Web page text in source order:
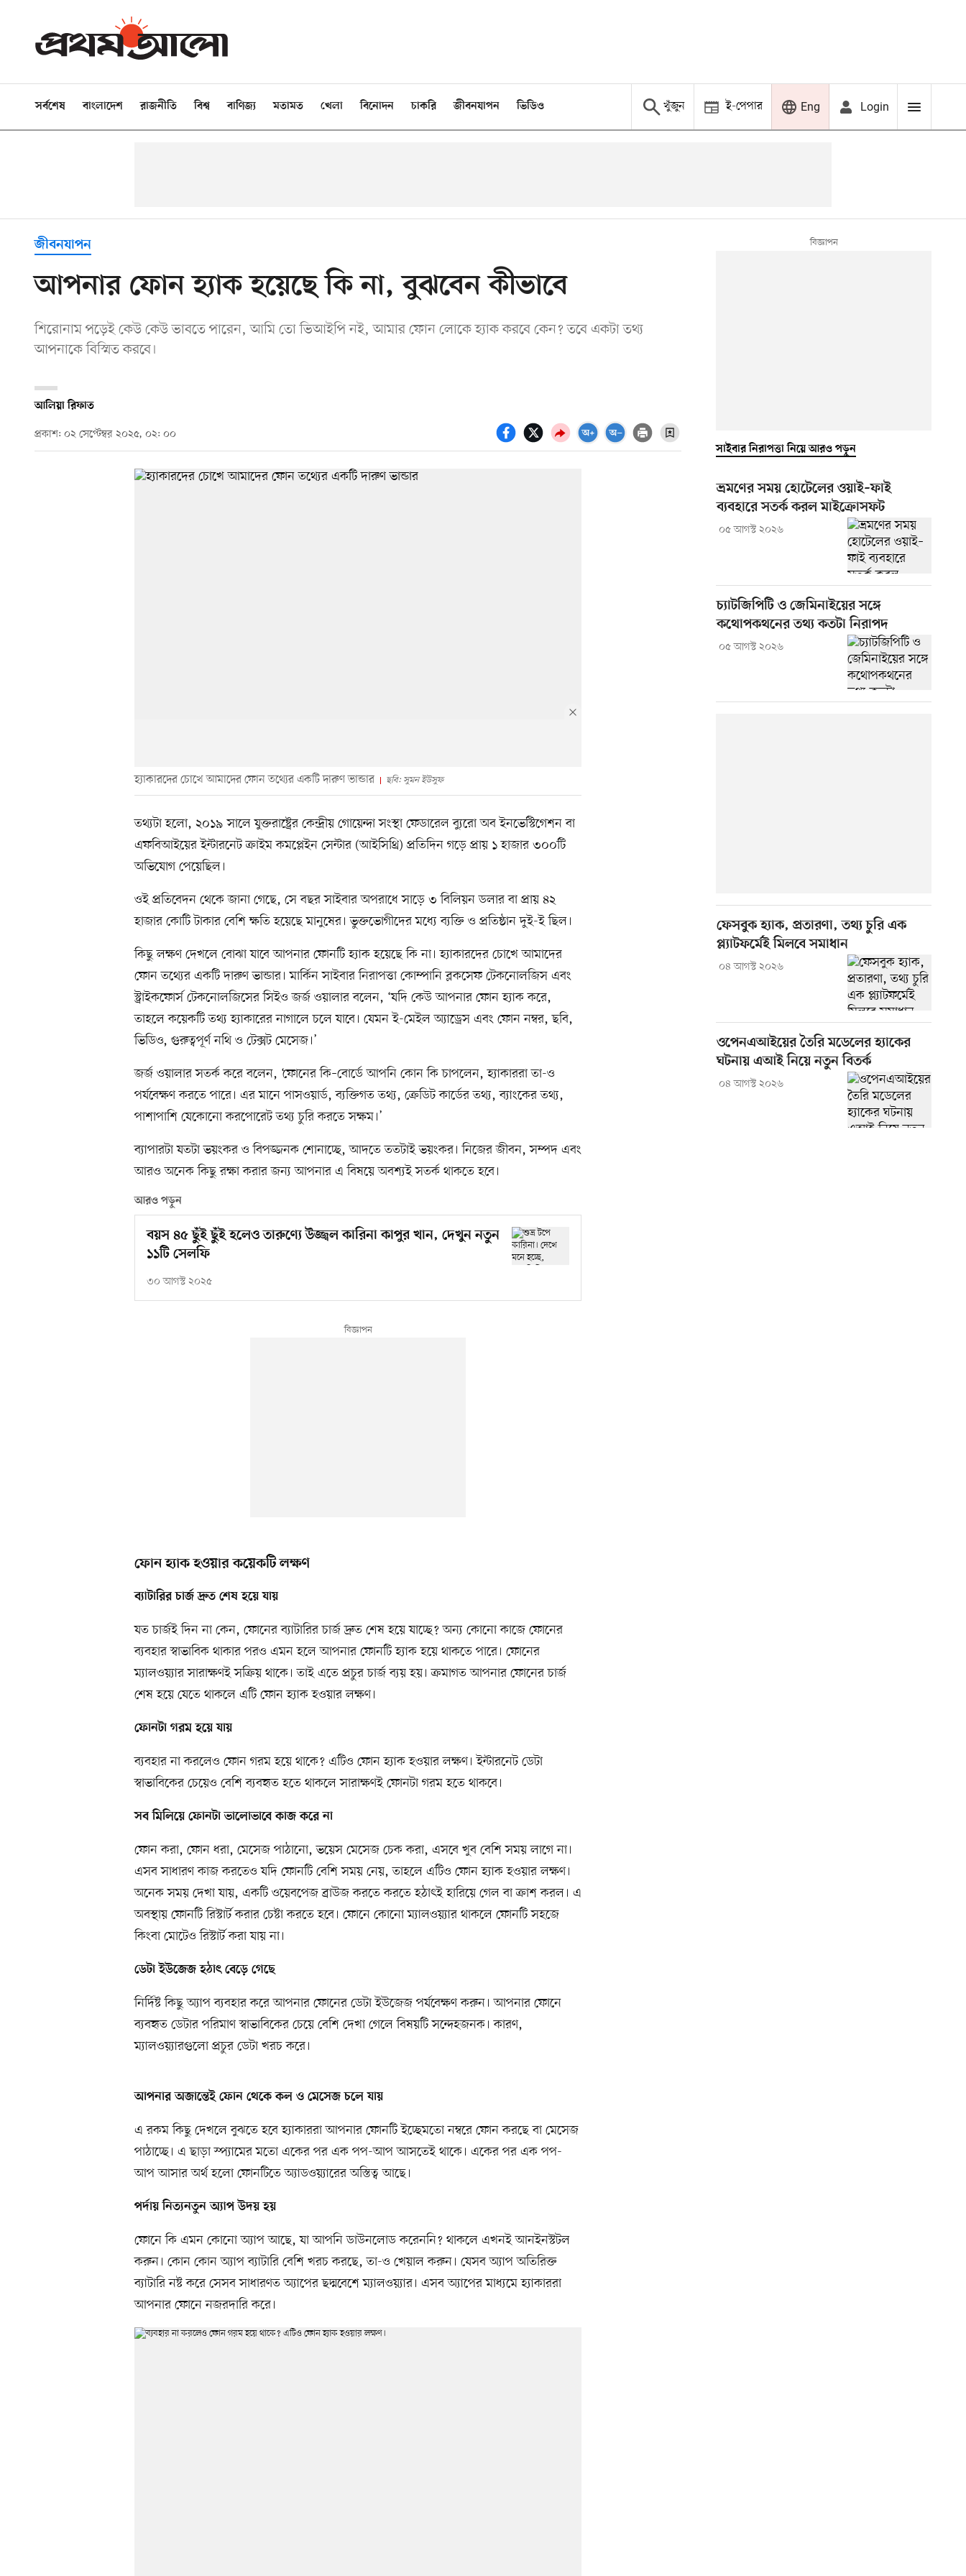
সর্বশেষ বাংলাদেশ রাজনীতি বিশ্ব বাণিজ্য মতামত খেলা বিনোদন চাকরি জীবনযাপন ভিডিও খুঁজুন ই-পেপার Eng Login
জীবনযাপন
আপনার ফোন হ্যাক হয়েছে কি না, বুঝবেন কীভাবে
শিরোনাম পড়েই কেউ কেউ ভাবতে পারেন, আমি তো ভিআইপি নই, আমার ফোন লোকে হ্যাক করবে কেন? তবে একটা তথ্য
আপনাকে বিস্মিত করবে।
আলিয়া রিফাত
প্রকাশ: ০২ সেপ্টেম্বর ২০২৫, ০২: ০০
হ্যাকারদের চোখে আমাদের ফোন তথ্যের একটি দারুণ ভান্ডার ছবি: সুমন ইউসুফ
তথ্যটা হলো, ২০১৯ সালে যুক্তরাষ্ট্রের কেন্দ্রীয় গোয়েন্দা সংস্থা ফেডারেল ব্যুরো অব ইনভেস্টিগেশন বা
এফবিআইয়ের ইন্টারনেট ক্রাইম কমপ্লেইন সেন্টার (আইসিথ্রি) প্রতিদিন গড়ে প্রায় ১ হাজার ৩০০টি
অভিযোগ পেয়েছিল।
ওই প্রতিবেদন থেকে জানা গেছে, সে বছর সাইবার অপরাধে সাড়ে ৩ বিলিয়ন ডলার বা প্রায় ৪২
হাজার কোটি টাকার বেশি ক্ষতি হয়েছে মানুষের। ভুক্তভোগীদের মধ্যে ব্যক্তি ও প্রতিষ্ঠান দুই-ই ছিল।
কিছু লক্ষণ দেখলে বোঝা যাবে আপনার ফোনটি হ্যাক হয়েছে কি না। হ্যাকারদের চোখে আমাদের
ফোন তথ্যের একটি দারুণ ভান্ডার। মার্কিন সাইবার নিরাপত্তা কোম্পানি ব্লকসেফ টেকনোলজিস এবং
স্ট্রাইকফোর্স টেকনোলজিসের সিইও জর্জ ওয়ালার বলেন, ‘যদি কেউ আপনার ফোন হ্যাক করে,
তাহলে কয়েকটি তথ্য হ্যাকারের নাগালে চলে যাবে। যেমন ই-মেইল অ্যাড্রেস এবং ফোন নম্বর, ছবি,
ভিডিও, গুরুত্বপূর্ণ নথি ও টেক্সট মেসেজ।’
জর্জ ওয়ালার সতর্ক করে বলেন, ‘ফোনের কি–বোর্ডে আপনি কোন কি চাপলেন, হ্যাকাররা তা-ও
পর্যবেক্ষণ করতে পারে। এর মানে পাসওয়ার্ড, ব্যক্তিগত তথ্য, ক্রেডিট কার্ডের তথ্য, ব্যাংকের তথ্য,
পাশাপাশি যেকোনো করপোরেট তথ্য চুরি করতে সক্ষম।’
ব্যাপারটা যতটা ভয়ংকর ও বিপজ্জনক শোনাচ্ছে, আদতে ততটাই ভয়ংকর। নিজের জীবন, সম্পদ এবং
আরও অনেক কিছু রক্ষা করার জন্য আপনার এ বিষয়ে অবশ্যই সতর্ক থাকতে হবে।
আরও পড়ুন
বয়স ৪৫ ছুঁই ছুঁই হলেও তারুণ্যে উজ্জ্বল কারিনা কাপুর খান, দেখুন নতুন
১১টি সেলফি
৩০ আগস্ট ২০২৫
ফোন হ্যাক হওয়ার কয়েকটি লক্ষণ
ব্যাটারির চার্জ দ্রুত শেষ হয়ে যায়
যত চার্জই দিন না কেন, ফোনের ব্যাটারির চার্জ দ্রুত শেষ হয়ে যাচ্ছে? অন্য কোনো কাজে ফোনের
ব্যবহার স্বাভাবিক থাকার পরও এমন হলে আপনার ফোনটি হ্যাক হয়ে থাকতে পারে। ফোনের
ম্যালওয়্যার সারাক্ষণই সক্রিয় থাকে। তাই এতে প্রচুর চার্জ ব্যয় হয়। ক্রমাগত আপনার ফোনের চার্জ
শেষ হয়ে যেতে থাকলে এটি ফোন হ্যাক হওয়ার লক্ষণ।
ফোনটা গরম হয়ে যায়
ব্যবহার না করলেও ফোন গরম হয়ে থাকে? এটিও ফোন হ্যাক হওয়ার লক্ষণ। ইন্টারনেট ডেটা
স্বাভাবিকের চেয়েও বেশি ব্যবহৃত হতে থাকলে সারাক্ষণই ফোনটা গরম হতে থাকবে।
সব মিলিয়ে ফোনটা ভালোভাবে কাজ করে না
ফোন করা, ফোন ধরা, মেসেজ পাঠানো, ভয়েস মেসেজ চেক করা, এসবে খুব বেশি সময় লাগে না।
এসব সাধারণ কাজ করতেও যদি ফোনটি বেশি সময় নেয়, তাহলে এটিও ফোন হ্যাক হওয়ার লক্ষণ।
অনেক সময় দেখা যায়, একটি ওয়েবপেজ ব্রাউজ করতে করতে হঠাৎই হারিয়ে গেল বা ক্রাশ করল। এ
অবস্থায় ফোনটি রিস্টার্ট করার চেষ্টা করতে হবে। ফোনে কোনো ম্যালওয়্যার থাকলে ফোনটি সহজে
কিংবা মোটেও রিস্টার্ট করা যায় না।
ডেটা ইউজেজ হঠাৎ বেড়ে গেছে
নির্দিষ্ট কিছু অ্যাপ ব্যবহার করে আপনার ফোনের ডেটা ইউজেজ পর্যবেক্ষণ করুন। আপনার ফোনে
ব্যবহৃত ডেটার পরিমাণ স্বাভাবিকের চেয়ে বেশি দেখা গেলে বিষয়টি সন্দেহজনক। কারণ,
ম্যালওয়্যারগুলো প্রচুর ডেটা খরচ করে।
আপনার অজান্তেই ফোন থেকে কল ও মেসেজ চলে যায়
এ রকম কিছু দেখলে বুঝতে হবে হ্যাকাররা আপনার ফোনটি ইচ্ছেমতো নম্বরে ফোন করছে বা মেসেজ
পাঠাচ্ছে। এ ছাড়া স্প্যামের মতো একের পর এক পপ-আপ আসতেই থাকে। একের পর এক পপ-
আপ আসার অর্থ হলো ফোনটিতে অ্যাডওয়্যারের অস্তিত্ব আছে।
পর্দায় নিত্যনতুন অ্যাপ উদয় হয়
ফোনে কি এমন কোনো অ্যাপ আছে, যা আপনি ডাউনলোড করেননি? থাকলে এখনই আনইনস্টটল
করুন। কোন কোন অ্যাপ ব্যাটারি বেশি খরচ করছে, তা-ও খেয়াল করুন। যেসব অ্যাপ অতিরিক্ত
ব্যাটারি নষ্ট করে সেসব সাধারণত অ্যাপের ছদ্মবেশে ম্যালওয়্যার। এসব অ্যাপের মাধ্যমে হ্যাকাররা
আপনার ফোনে নজরদারি করে।
সাইবার নিরাপত্তা নিয়ে আরও পড়ুন
ভ্রমণের সময় হোটেলের ওয়াই–ফাই
ব্যবহারে সতর্ক করল মাইক্রোসফট
০৫ আগস্ট ২০২৬
চ্যাটজিপিটি ও জেমিনাইয়ের সঙ্গে
কথোপকথনের তথ্য কতটা নিরাপদ
০৫ আগস্ট ২০২৬
ফেসবুক হ্যাক, প্রতারণা, তথ্য চুরি এক
প্ল্যাটফর্মেই মিলবে সমাধান
০৪ আগস্ট ২০২৬
ওপেনএআইয়ের তৈরি মডেলের হ্যাকের
ঘটনায় এআই নিয়ে নতুন বিতর্ক
০৪ আগস্ট ২০২৬